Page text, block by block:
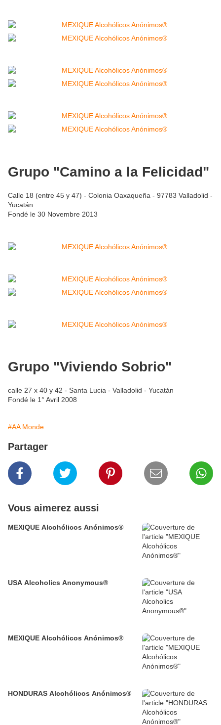
Grupo "Camino a la Felicidad"
Calle 18 (entre 45 y 47) - Colonia Oaxaqueña - 97783 Valladolid -
Yucatán
Fondé le 30 Novembre 2013
Grupo "Viviendo Sobrio"
calle 27 x 40 y 42 - Santa Lucia - Valladolid - Yucatán
Fondé le 1° Avril 2008
#AA Monde
Partager
Vous aimerez aussi
MEXIQUE Alcohólicos Anónimos®
USA Alcoholics Anonymous®
MEXIQUE Alcohólicos Anónimos®
HONDURAS Alcohólicos Anónimos®